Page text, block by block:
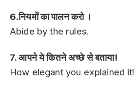
6.नियमों का पालन करो ।
Abide by the rules.
7. आपने ये कितने अच्छे से बताया!
How elegant you explained it!